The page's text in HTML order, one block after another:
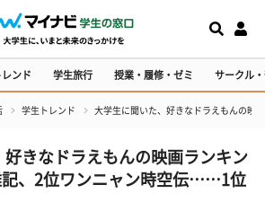
ンド 学生旅行 授業・履修・ゼミ サークル
学生トレンド 大学生に聞いた、好きなドラえもんの映
好きなドラえもんの映画ランキン
記、2位ワンニャン時空伝……1位